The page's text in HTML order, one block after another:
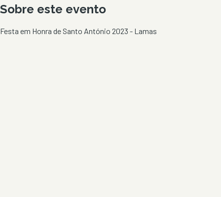
Sobre este evento
Festa em Honra de Santo António 2023 - Lamas